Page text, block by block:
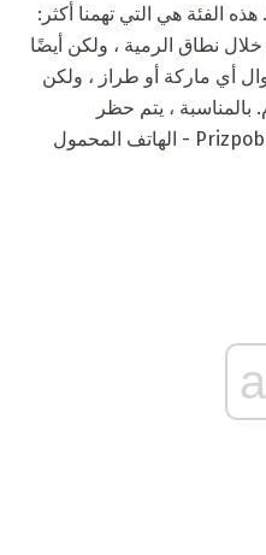
الفئة هي التي تهمنا أكثر:
نطاق الرمية ، ولكن أيضًا
أي ماركة أو طراز ، ولكن
وزنه 220-100 غرام. بالمناسبة ، يتم حظر
المنشطات بشكل صارم. Prizpobeditelu - الهاتف المحمول